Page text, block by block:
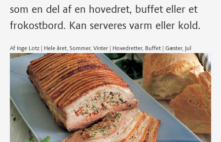
som en del af en hovedret, buffet eller et
frokostbord. Kan serveres varm eller kold.
Af Inge Lotz | Hele året, Sommer, Vinter | Hovedretter, Buffet | Gæster, Jul